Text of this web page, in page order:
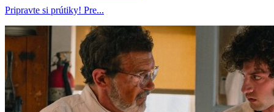
Pripravte si prútiky! Pre...